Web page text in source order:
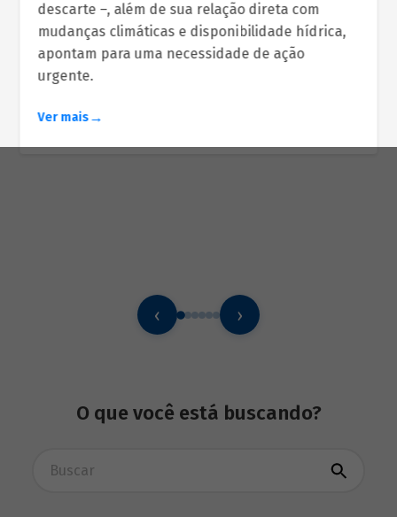
descarte –, além de sua relação direta com
mudanças climáticas e disponibilidade hídrica,
apontam para uma necessidade de ação
urgente.
Ver mais
‹ ›
O que você está buscando?